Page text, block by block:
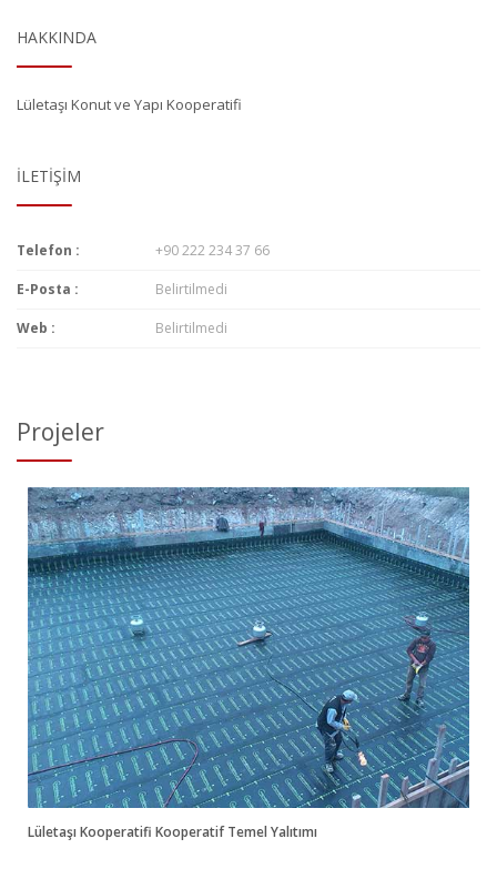
HAKKINDA
Lületaşı Konut ve Yapı Kooperatifi
İLETIŞIM
Telefon : +90 222 234 37 66
E-Posta : Belirtilmedi
Web : Belirtilmedi
Projeler
Lületaşı Kooperatifi Kooperatif Temel Yalıtımı